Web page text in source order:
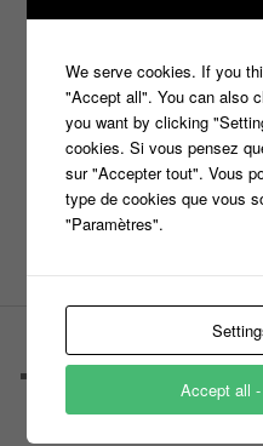
Maestro Masters money
n'oubliez pas
N'oubliez pas les paroles
Olivier Minne pékin express
PAGES
C’est quoi un casteur ?
We serve cookies. If you
"Accept all". You can also
you want by clicking
cookies. Si vous pensez
sur "Accepter tout". Vous
type de cookies que vous
"Paramètres".
Accept all